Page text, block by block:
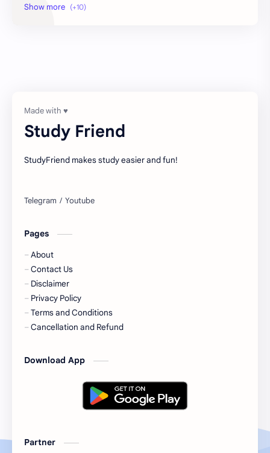
DBMS
UG-SEM 2
Study Friend
StudyFriend makes study easier and fun!
Pages
About
Contact Us
Disclaimer
Privacy Policy
Terms and Conditions
Cancellation and Refund
Download App
Partner